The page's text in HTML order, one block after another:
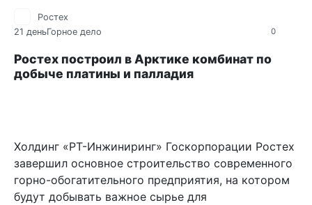
0
Ростех
21 деньГорное дело
Ростех построил в Арктике комбинат по
добыче платины и палладия
Холдинг «РТ-Инжиниринг» Госкорпорации Ростех
завершил основное строительство современного
горно-обогатительного предприятия, на котором
будут добывать важное сырье для